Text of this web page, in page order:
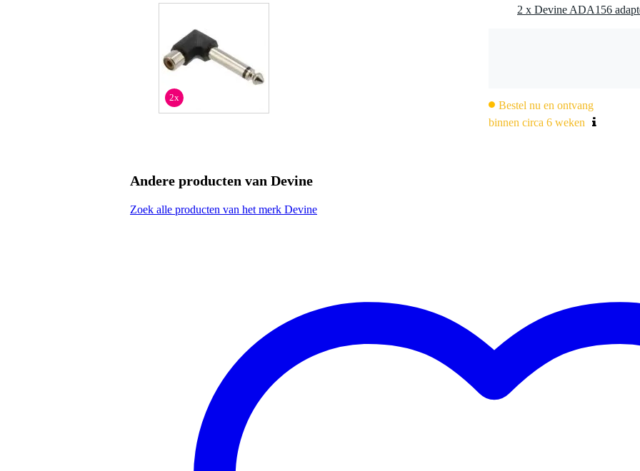
2x
Bestel nu en ontvang
binnen circa 6 weken
Andere producten van Devine
Zoek alle producten van het merk Devine